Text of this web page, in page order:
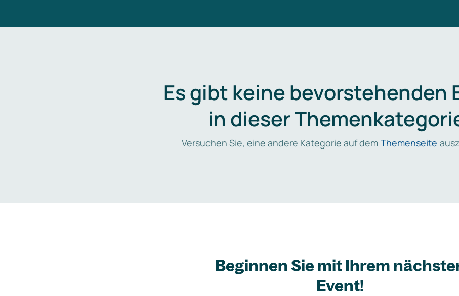
Es gibt keine bevorstehenden
in dieser
Versuchen Sie, eine andere Kategorie auf dem Themenseite
Beginnen Sie mit Ihrem
Event!